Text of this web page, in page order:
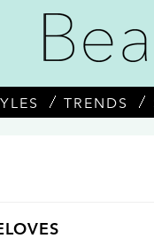
TRENDS